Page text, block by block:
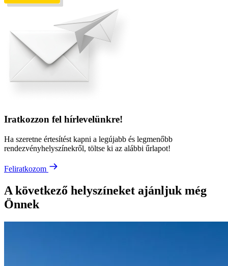
Iratkozzon fel hírlevelünkre!
Ha szeretne értesítést kapni a legújabb és legmenőbb
rendezvényhelyszínekről, töltse ki az alábbi űrlapot!
Feliratkozom
A következő helyszíneket ajánljuk még
Önnek